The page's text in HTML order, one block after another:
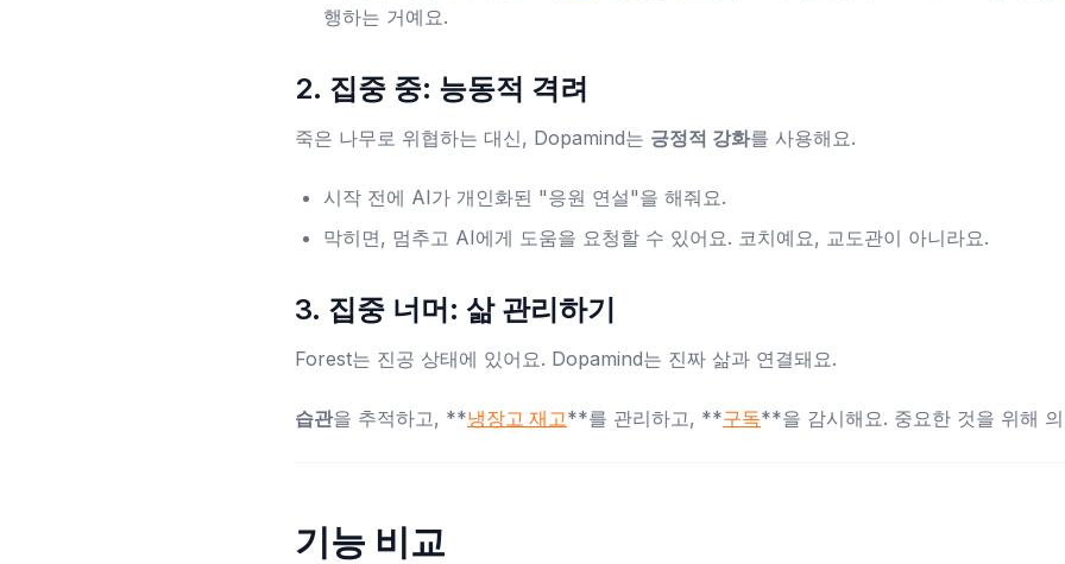
행하는 거예요.
2. 집중 중: 능동적 격려
죽은 나무로 위협하는 대신, Dopamind는 긍정적 강화를 사용해요.
시작 전에 AI가 개인화된 "응원 연설"을 해줘요.
막히면, 멈추고 AI에게 도움을 요청할 수 있어요. 코치예요, 교도관이 아니라요.
3. 집중 너머: 삶 관리하기
Forest는 진공 상태에 있어요. Dopamind는 진짜 삶과 연결돼요.
습관을 추적하고, **냉장고 재고**를 관리하고, **구독**을 감시해요. 중요한 것을 위해
기능 비교